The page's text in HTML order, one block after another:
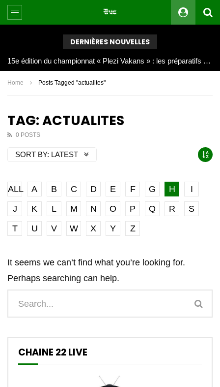
DERNIÈRES NOUVELLES
Joy Clerf Derisier, sur les traces de son père : évangéliser par la musique
Home Posts Tagged "actualites"
TAG: ACTUALITES
0 POSTS
SORT BY: LATEST
ALL A B C D E F G H
I
J
K L M N O P Q R
S
T
U V W X Y Z
It seems we can’t find what you’re looking for.
Perhaps searching can help.
CHAINE 22 LIVE